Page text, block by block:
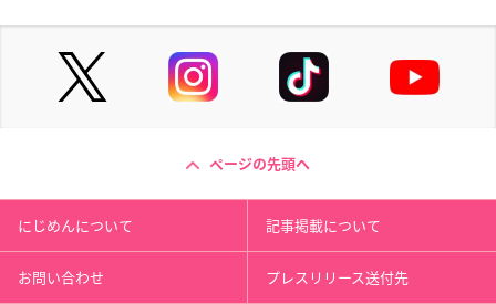
ページの先頭へ
にじめんについて 記事掲載について
お問い合わせ プレスリリース送付先